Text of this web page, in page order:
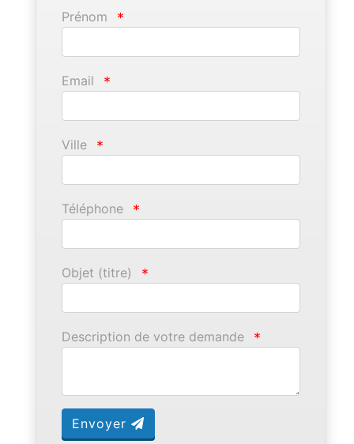
Prénom *
Email *
Ville *
Téléphone *
Objet (titre) *
Description de votre demande *
Envoyer